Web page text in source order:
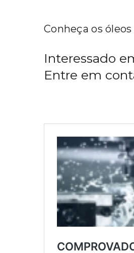
Conheça os
Interessado
Entre em